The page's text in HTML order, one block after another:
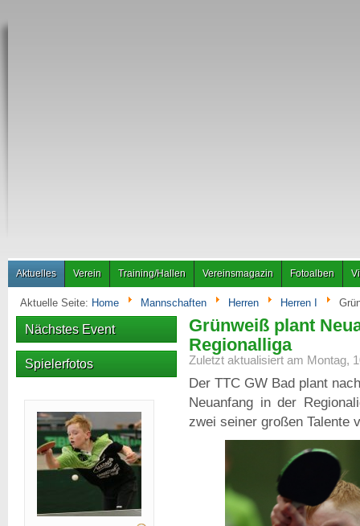
Aktuelles Verein Training/Hallen Vereinsmagazin Fotoalben
Aktuelle Seite: Home Mannschaften Herren Herren I
Grünweiß plant
Regionalliga
Zuletzt aktualisiert am Montag,
Der TTC GW Bad plant
Neuanfang in der
zwei seiner großen Talente
Nächstes Event
Spielerfotos